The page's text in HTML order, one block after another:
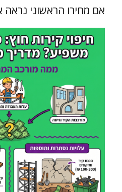
אם מחירו הראשוני נראה